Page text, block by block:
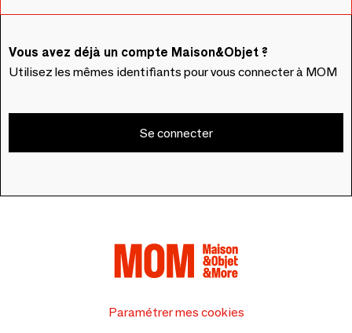
Vous avez déjà un compte Maison&Objet ?
Utilisez les mêmes identifiants pour vous connecter à MOM
Se connecter
Paramétrer mes cookies